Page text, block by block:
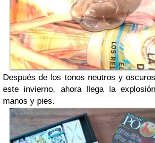
Después de los tonos neutros y
este invierno, ahora llega la
manos y pies.